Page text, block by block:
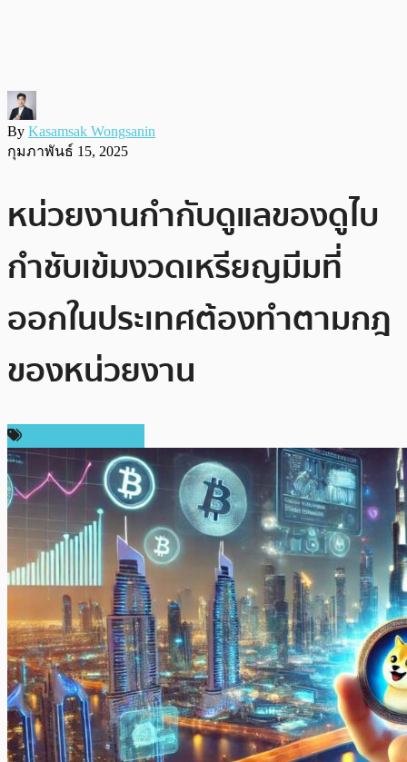
By Kasamsak Wongsanin
กุมภาพันธ์ 15, 2025
หน่วยงานกำกับดูแลของดูไบ
กำชับเข้มงวดเหรียญมีมที่
ออกในประเทศต้องทำตามกฎ
ของหน่วยงาน